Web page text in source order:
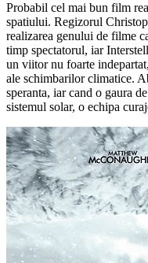
Probabil cel mai bun film
spatiului. Regizorul
realizarea genului de filme
timp spectatorul, iar
un viitor nu foarte
ale schimbarilor climatice.
speranta, iar cand o gaura
sistemul solar, o echipa